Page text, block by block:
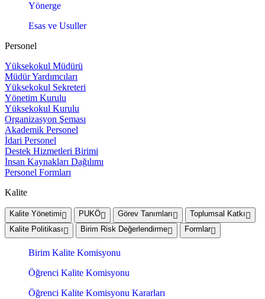
Yönerge
Esas ve Usuller
Personel
Yüksekokul Müdürü
Müdür Yardımcıları
Yüksekokul Sekreteri
Yönetim Kurulu
Yüksekokul Kurulu
Organizasyon Şeması
Akademik Personel
İdari Personel
Destek Hizmetleri Birimi
İnsan Kaynakları Dağılımı
Personel Formları
Kalite
Kalite Yönetimi PUKÖ Görev Tanımları
Toplumsal Katkı
Kalite Politikası
Birim Risk Değerlendirme Formlar
Birim Kalite Komisyonu
Öğrenci Kalite Komisyonu
Öğrenci Kalite Komisyonu Kararları